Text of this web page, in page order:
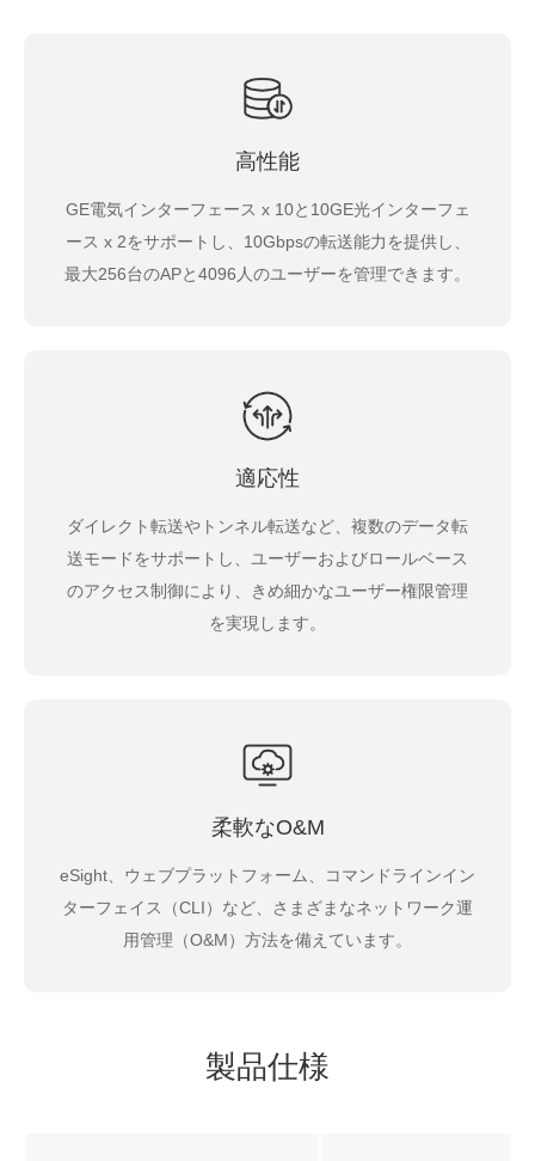
高性能
GE電気インターフェース x 10と10GE光インターフェ
ース x 2をサポートし、10Gbpsの転送能力を提供し、
最大256台のAPと4096人のユーザーを管理できます。
適応性
ダイレクト転送やトンネル転送など、複数のデータ転
送モードをサポートし、ユーザーおよびロールベース
のアクセス制御により、きめ細かなユーザー権限管理
を実現します。
柔軟なO&M
eSight、ウェブプラットフォーム、コマンドラインイン
ターフェイス（CLI）など、さまざまなネットワーク運
用管理（O&M）方法を備えています。
製品仕様